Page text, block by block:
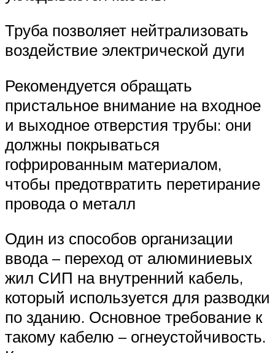
Труба позволяет нейтрализовать
воздействие электрической дуги
Рекомендуется обращать
пристальное внимание на входное
и выходное отверстия трубы: они
должны покрываться
гофрированным материалом,
чтобы предотвратить перетирание
провода о металл
Один из способов организации
ввода – переход от алюминиевых
жил СИП на внутренний кабель,
который используется для разводки
по зданию. Основное требование к
такому кабелю – огнеустойчивость.